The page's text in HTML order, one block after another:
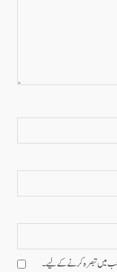
جب میں تبصرہ کرنے کےلیے۔